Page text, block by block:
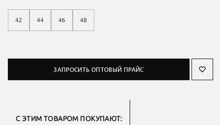
42 44 46 48
ЗАПРОСИТЬ ОПТОВЫЙ ПРАЙС
С ЭТИМ ТОВАРОМ ПОКУПАЮТ: